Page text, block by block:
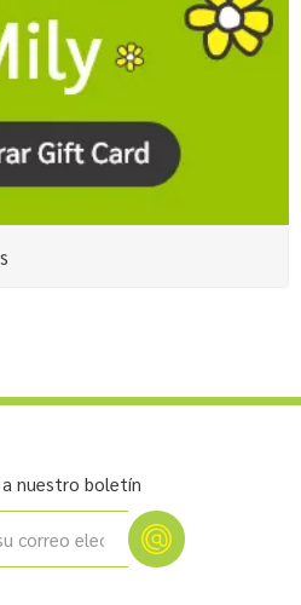
nuestro boletín